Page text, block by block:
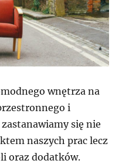
wnętrza na
i
się nie
naszych prac lecz
oraz dodatków.